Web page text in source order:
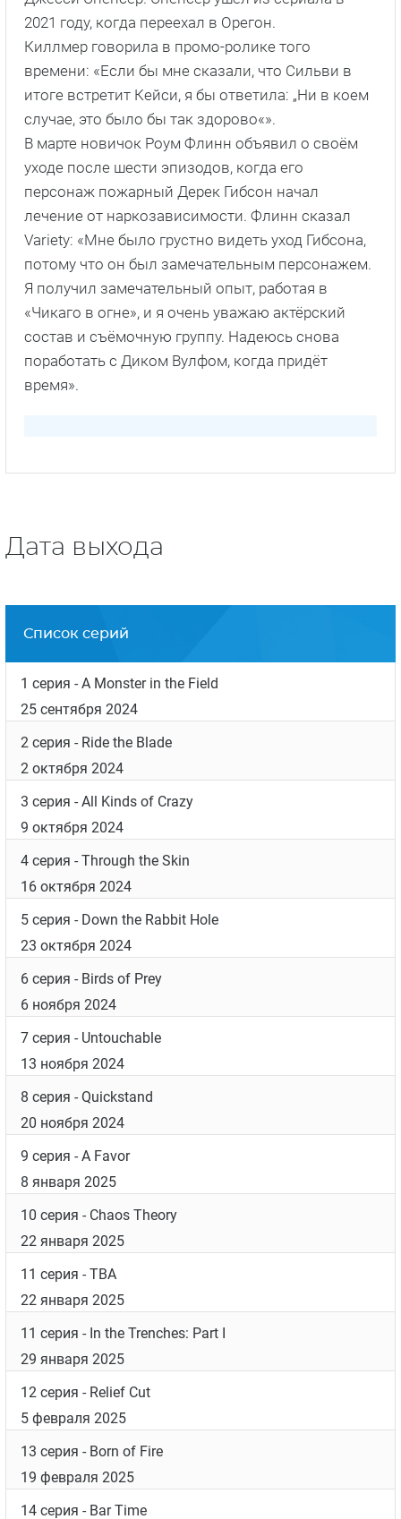
2021 году, когда переехал в Орегон.
Киллмер говорила в промо-ролике того
времени: «Если бы мне сказали, что Сильви в
итоге встретит Кейси, я бы ответила: „Ни в коем
случае, это было бы так здорово«».
В марте новичок Роум Флинн объявил о своём
уходе после шести эпизодов, когда его
персонаж пожарный Дерек Гибсон начал
лечение от наркозависимости. Флинн сказал
Variety: «Мне было грустно видеть уход Гибсона,
потому что он был замечательным персонажем.
Я получил замечательный опыт, работая в
«Чикаго в огне», и я очень уважаю актёрский
состав и съёмочную группу. Надеюсь снова
поработать с Диком Вулфом, когда придёт
время».
Дата выхода
Список серий
1 серия - A Monster in the Field
25 сентября 2024
2 серия - Ride the Blade
2 октября 2024
3 серия - All Kinds of Crazy
9 октября 2024
4 серия - Through the Skin
16 октября 2024
5 серия - Down the Rabbit Hole
23 октября 2024
6 серия - Birds of Prey
6 ноября 2024
7 серия - Untouchable
13 ноября 2024
8 серия - Quickstand
20 ноября 2024
9 серия - A Favor
8 января 2025
10 серия - Chaos Theory
22 января 2025
11 серия - TBA
22 января 2025
11 серия - In the Trenches: Part I
29 января 2025
12 серия - Relief Cut
5 февраля 2025
13 серия - Born of Fire
19 февраля 2025
14 серия - Bar Time